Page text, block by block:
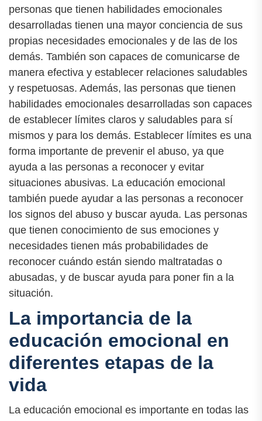
personas que tienen habilidades emocionales
desarrolladas tienen una mayor conciencia de sus
propias necesidades emocionales y de las de los
demás. También son capaces de comunicarse de
manera efectiva y establecer relaciones saludables
y respetuosas. Además, las personas que tienen
habilidades emocionales desarrolladas son capaces
de establecer límites claros y saludables para sí
mismos y para los demás. Establecer límites es una
forma importante de prevenir el abuso, ya que
ayuda a las personas a reconocer y evitar
situaciones abusivas. La educación emocional
también puede ayudar a las personas a reconocer
los signos del abuso y buscar ayuda. Las personas
que tienen conocimiento de sus emociones y
necesidades tienen más probabilidades de
reconocer cuándo están siendo maltratadas o
abusadas, y de buscar ayuda para poner fin a la
situación.
La importancia de la
educación emocional en
diferentes etapas de la
vida
La educación emocional es importante en todas las